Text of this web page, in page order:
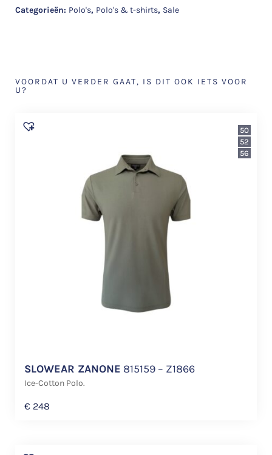
Categorieën: Polo's, Polo's & t-shirts, Sale
VOORDAT U VERDER GAAT, IS DIT OOK IETS VOOR
U?
SLOWEAR ZANONE 815159 – Z1866
Ice-Cotton Polo.
€ 248
50
52
56